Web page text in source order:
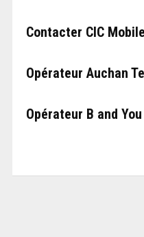
Contacter CIC Mobile
Opérateur Auchan
Opérateur B and You